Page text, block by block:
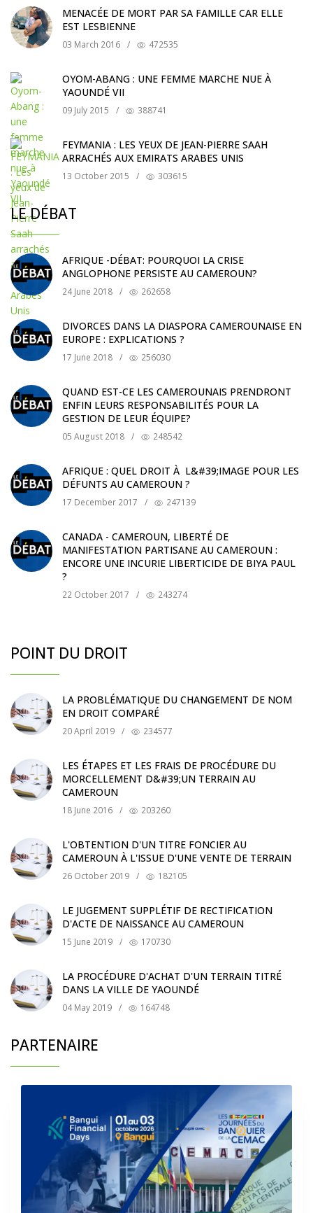
MENACÉE DE MORT PAR SA FAMILLE CAR ELLE
EST LESBIENNE
03 March 2016 / 472535
OYOM-ABANG : UNE FEMME MARCHE NUE À
YAOUNDÉ VII
09 July 2015 / 388741
FEYMANIA : LES YEUX DE JEAN-PIERRE SAAH
ARRACHÉS AUX EMIRATS ARABES UNIS
13 October 2015 / 303615
LE DÉBAT
AFRIQUE -DÉBAT: POURQUOI LA CRISE
ANGLOPHONE PERSISTE AU CAMEROUN?
24 June 2018 / 262658
DIVORCES DANS LA DIASPORA CAMEROUNAISE EN
EUROPE : EXPLICATIONS ?
17 June 2018 / 256030
QUAND EST-CE LES CAMEROUNAIS PRENDRONT
ENFIN LEURS RESPONSABILITÉS POUR LA
GESTION DE LEUR ÉQUIPE?
05 August 2018 / 248542
AFRIQUE : QUEL DROIT À L&#39;IMAGE POUR LES
DÉFUNTS AU CAMEROUN ?
17 December 2017 / 247139
CANADA - CAMEROUN, LIBERTÉ DE
MANIFESTATION PARTISANE AU CAMEROUN :
ENCORE UNE INCURIE LIBERTICIDE DE BIYA PAUL
?
22 October 2017 / 243274
POINT DU DROIT
LA PROBLÉMATIQUE DU CHANGEMENT DE NOM
EN DROIT COMPARÉ
20 April 2019 / 234577
LES ÉTAPES ET LES FRAIS DE PROCÉDURE DU
MORCELLEMENT D&#39;UN TERRAIN AU
CAMEROUN
18 June 2016 / 203260
L'OBTENTION D'UN TITRE FONCIER AU
CAMEROUN À L'ISSUE D'UNE VENTE DE TERRAIN
26 October 2019 / 182105
LE JUGEMENT SUPPLÉTIF DE RECTIFICATION
D'ACTE DE NAISSANCE AU CAMEROUN
15 June 2019 / 170730
LA PROCÉDURE D'ACHAT D'UN TERRAIN TITRÉ
DANS LA VILLE DE YAOUNDÉ
04 May 2019 / 164748
PARTENAIRE